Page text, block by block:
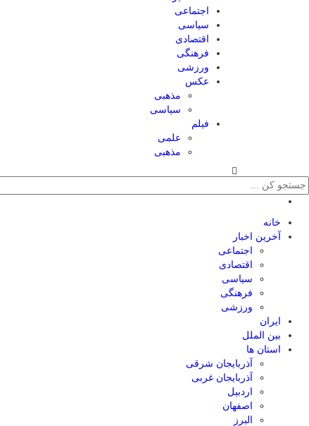
اجتماعی
سیاسی
اقتصادی
فرهنگی
ورزشی
عکس
مذهبی
سیاسی
فیلم
علمی
مذهبی
خانه
آخرین اخبار
اجتماعی
اقتصادی
سیاسی
فرهنگی
ورزشی
ایران
بین الملل
استان ها
آذربایجان شرقی
آذربایجان غربی
اردبیل
اصفهان
البرز